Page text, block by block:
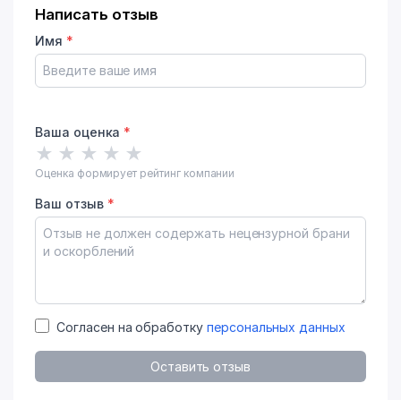
Написать отзыв
Имя *
Ваша оценка *
★ ★ ★ ★ ★
Оценка формирует рейтинг компании
Ваш отзыв *
Согласен на обработку персональных данных
Оставить отзыв